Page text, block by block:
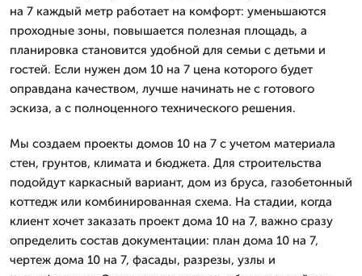
на 7 каждый метр работает на комфорт: уменьшаются
проходные зоны, повышается полезная площадь, а
планировка становится удобной для семьи с детьми и
гостей. Если нужен дом 10 на 7 цена которого будет
оправдана качеством, лучше начинать не с готового
эскиза, а с полноценного технического решения.
Мы создаем проекты домов 10 на 7 с учетом материала
стен, грунтов, климата и бюджета. Для строительства
подойдут каркасный вариант, дом из бруса, газобетонный
коттедж или комбинированная схема. На стадии, когда
клиент хочет заказать проект дома 10 на 7, важно сразу
определить состав документации: план дома 10 на 7,
чертеж дома 10 на 7, фасады, разрезы, узлы и